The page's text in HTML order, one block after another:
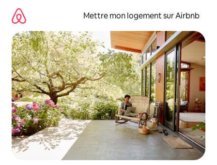
directement
contenu
Mettre mon logement sur Airbnb